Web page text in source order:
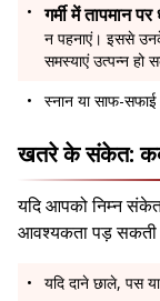
गर्मी में तापमान
न पहनाएं। इससे
समस्याएं उत्पन्न हो
स्नान या साफ-
खतरे के संकेत:
यदि आपको निम्न
आवश्यकता पड़ सकती
यदि दाने छाले, पस